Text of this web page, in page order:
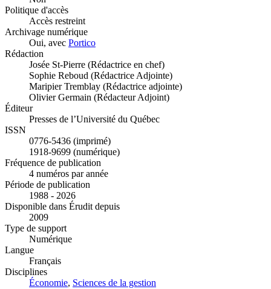
Politique d'accès
Accès restreint
Archivage numérique
Oui, avec Portico
Rédaction
Josée St-Pierre (Rédactrice en chef)
Sophie Reboud (Rédactrice Adjointe)
Maripier Tremblay (Rédactrice adjointe)
Olivier Germain (Rédacteur Adjoint)
Éditeur
Presses de l’Université du Québec
ISSN
0776-5436 (imprimé)
1918-9699 (numérique)
Fréquence de publication
4 numéros par année
Période de publication
1988 - 2026
Disponible dans Érudit depuis
2009
Type de support
Numérique
Langue
Français
Disciplines
Économie, Sciences de la gestion